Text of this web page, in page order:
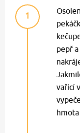
1
pepř
vařící
hmota